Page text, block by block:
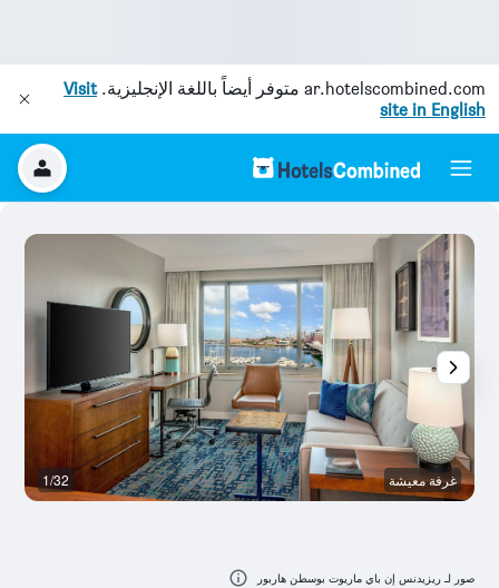
ar.hotelscombined.com متوفر أيضاً باللغة الإنجليزية.Visit
site in English
غرفة معيشة 1/32
صور لـ ريزيدنس إن باي ماريوت بوسطن هاربور